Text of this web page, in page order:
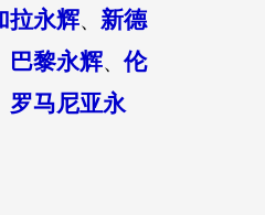
拉永辉、 新德
巴黎永辉、伦
罗马尼亚永